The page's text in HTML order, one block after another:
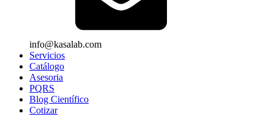
info@kasalab.com
Servicios
Catálogo
Asesoria
PQRS
Blog Científico
Cotizar